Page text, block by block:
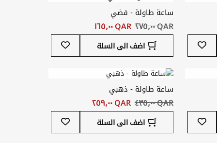
أضف
إلى
قائمة
ساعة طاولة - فضي
QAR ‏١٦٥٫٠٠ QAR ‏٢٧٥٫٠٠
اضف الى السلة أضف
إلى
قائمة
أضف
إلى
قائمة
ساعة طاولة - ذهبي
QAR ‏٢٥٩٫٠٠ QAR ‏٤٣٥٫٠٠
اضف الى السلة أضف
إلى
قائمة